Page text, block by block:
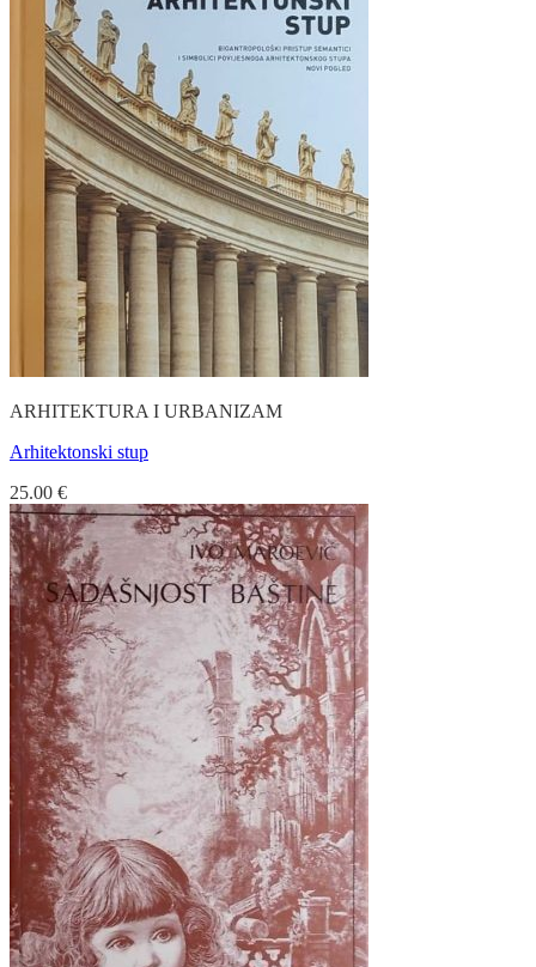
ARHITEKTURA I URBANIZAM
Arhitektonski stup
25.00 €